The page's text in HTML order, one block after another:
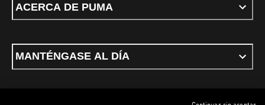
ACERCA DE PUMA
MANTÉNGASE AL DÍA